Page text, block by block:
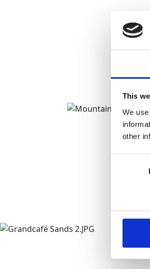
This
We
other